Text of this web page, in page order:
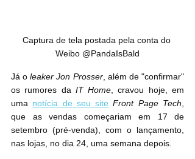
Captura de tela postada pela conta do
Weibo @PandaIsBald
Já o leaker Jon Prosser, além de "confirmar"
os rumores da IT Home, cravou hoje, em
uma notícia de seu site Front Page Tech,
que as vendas começariam em 17 de
setembro (pré-venda), com o lançamento,
nas lojas, no dia 24, uma semana depois.